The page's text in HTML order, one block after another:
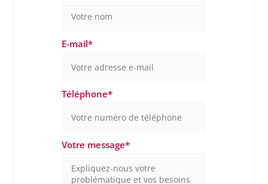
E-mail*
Téléphone*
Votre message*